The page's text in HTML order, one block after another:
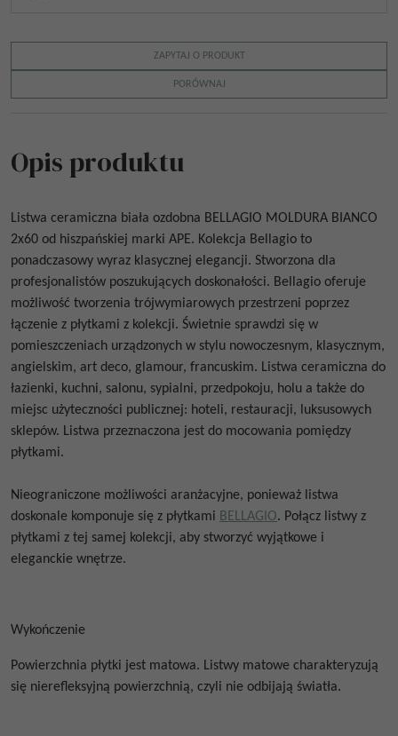
ZAPYTAJ O PRODUKT
PORÓWNAJ
Opis produktu
Listwa ceramiczna biała ozdobna BELLAGIO MOLDURA BIANCO
2x60 od hiszpańskiej marki APE. Kolekcja Bellagio to
ponadczasowy wyraz klasycznej elegancji. Stworzona dla
profesjonalistów poszukujących doskonałości. Bellagio oferuje
możliwość tworzenia trójwymiarowych przestrzeni poprzez
łączenie z płytkami z kolekcji. Świetnie sprawdzi się w
pomieszczeniach urządzonych w stylu nowoczesnym, klasycznym,
angielskim, art deco, glamour, francuskim. Listwa ceramiczna do
łazienki, kuchni, salonu, sypialni, przedpokoju, holu a także do
miejsc użyteczności publicznej: hoteli, restauracji, luksusowych
sklepów. Listwa przeznaczona jest do mocowania pomiędzy
płytkami.
Nieograniczone możliwości aranżacyjne, ponieważ listwa
doskonale komponuje się z płytkami BELLAGIO. Połącz listwy z
płytkami z tej samej kolekcji, aby stworzyć wyjątkowe i
eleganckie wnętrze.
Wykończenie
Powierzchnia płytki jest matowa. Listwy matowe charakteryzują
się nierefleksyjną powierzchnią, czyli nie odbijają światła.